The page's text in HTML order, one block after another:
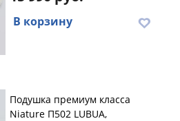
В корзину
Подушка премиум класса
Niature П502 LUBUA,